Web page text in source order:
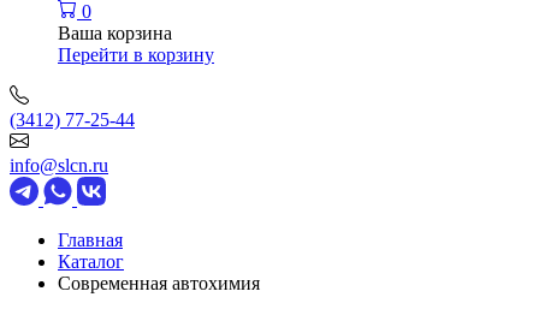
0
Ваша корзина
Перейти в корзину
(3412) 77-25-44
info@slcn.ru
Главная
Каталог
Современная автохимия